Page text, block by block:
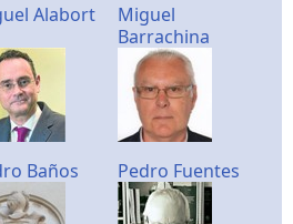
Alabort
Miguel
Barrachina
Baños Pedro Fuentes